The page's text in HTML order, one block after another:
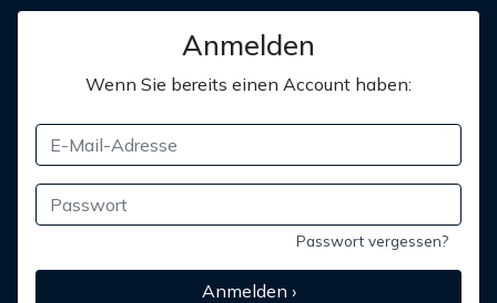
Anmelden
Wenn Sie bereits einen Account haben:
Passwort vergessen?
Anmelden ›